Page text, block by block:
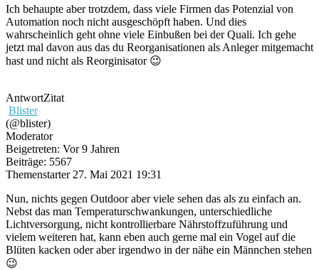
Ich behaupte aber trotzdem, dass viele Firmen das Potenzial von
Automation noch nicht ausgeschöpft haben. Und dies
wahrscheinlich geht ohne viele Einbußen bei der Quali. Ich gehe
jetzt mal davon aus das du Reorganisationen als Anleger mitgemacht
hast und nicht als Reorginisator 😉
AntwortZitat
Blister
(@blister)
Moderator
Beigetreten: Vor 9 Jahren
Beiträge: 5567
Themenstarter 27. Mai 2021 19:31
Nun, nichts gegen Outdoor aber viele sehen das als zu einfach an.
Nebst das man Temperaturschwankungen, unterschiedliche
Lichtversorgung, nicht kontrollierbare Nährstoffzuführung und
vielem weiteren hat, kann eben auch gerne mal ein Vogel auf die
Blüten kacken oder aber irgendwo in der nähe ein Männchen stehen
😉